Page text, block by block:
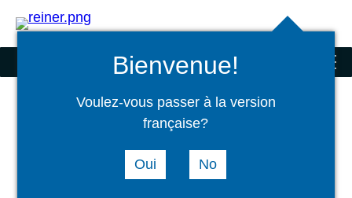
Suchenselect
language
menu
Bienvenue!
Voulez-vous passer à la version
française?
Oui No